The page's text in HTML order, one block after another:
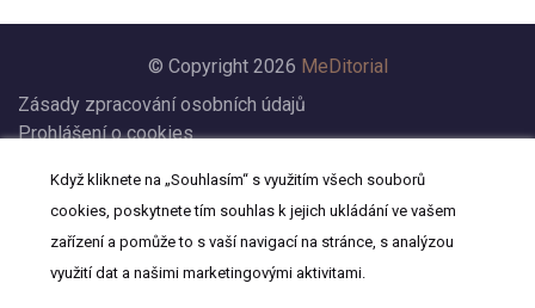
© Copyright 2026 MeDitorial
Zásady zpracování osobních údajů
Prohlášení o cookies
Prohlášení
Kontakt
Když kliknete na „Souhlasím“ s využitím všech souborů
cookies, poskytnete tím souhlas k jejich ukládání ve vašem
zařízení a pomůže to s vaší navigací na stránce, s analýzou
využití dat a našimi marketingovými aktivitami.